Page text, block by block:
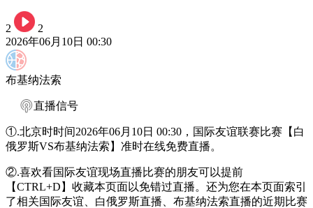
2
2
2026年06月10日 00:30
布基纳法索
直播信号
①.北京时时间2026年06月10日 00:30，国际友谊联赛比赛【白
俄罗斯VS布基纳法索】准时在线免费直播。
②.喜欢看国际友谊现场直播比赛的朋友可以提前
【CTRL+D】收藏本页面以免错过直播。还为您在本页面索引
了相关国际友谊、白俄罗斯直播、布基纳法索直播的近期比赛